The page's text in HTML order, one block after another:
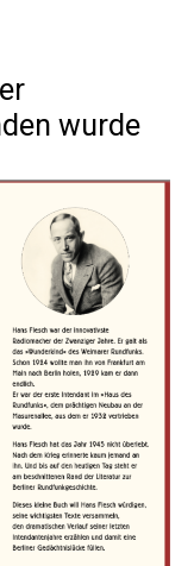
wurde